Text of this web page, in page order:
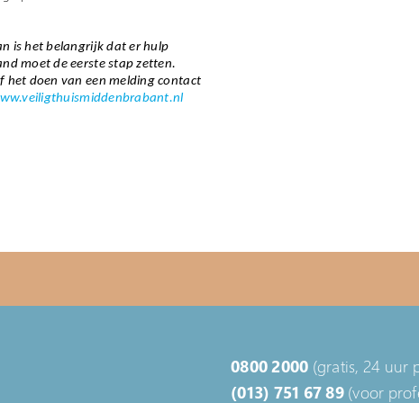
is het belangrijk dat er hulp
moet de eerste stap zetten.
het doen van een melding contact
0800 2000 (gratis, 24 uur
(013) 751 67 89 (voor